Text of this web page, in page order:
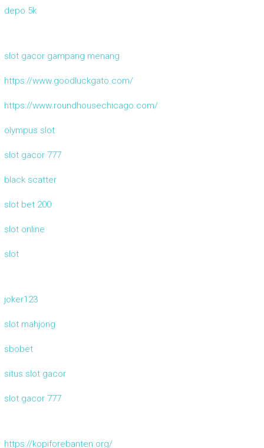
depo 5k
slot gacor gampang menang
https://www.goodluckgato.com/
https://www.roundhousechicago.com/
olympus slot
slot gacor 777
black scatter
slot bet 200
slot online
slot
joker123
slot mahjong
sbobet
situs slot gacor
slot gacor 777
https://kopiforebanten.org/